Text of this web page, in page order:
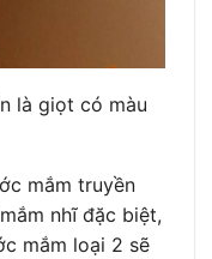
là giọt có màu
mắm truyền
nhĩ đặc biệt,
mắm loại 2 sẽ